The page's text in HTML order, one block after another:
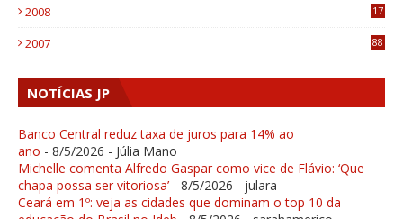
2008
17
2007 88
NOTÍCIAS JP
Banco Central reduz taxa de juros para 14% ao
ano - 8/5/2026 - Júlia Mano
Michelle comenta Alfredo Gaspar como vice de Flávio: ‘Que
chapa possa ser vitoriosa’ - 8/5/2026 - julara
Ceará em 1º: veja as cidades que dominam o top 10 da